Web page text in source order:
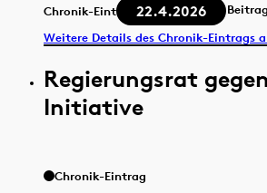
Chronik-Eintrag 22.4.2026
Weitere Details des Chronik-Eintrags
Regierungsrat gegen
Initiative
Chronik-Eintrag